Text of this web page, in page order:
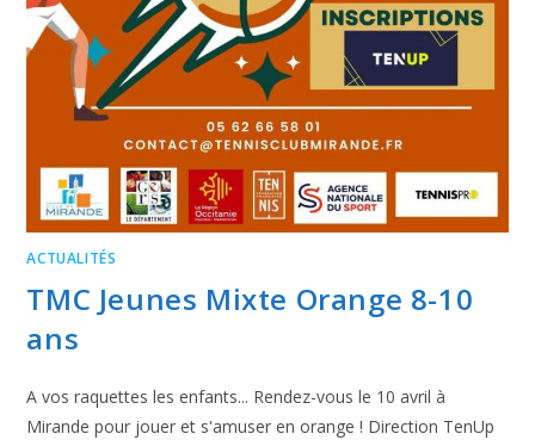
ACTUALITÉS
TMC Jeunes Mixte Orange 8-10
ans
A vos raquettes les enfants... Rendez-vous le 10 avril à
Mirande pour jouer et s'amuser en orange ! Direction TenUp